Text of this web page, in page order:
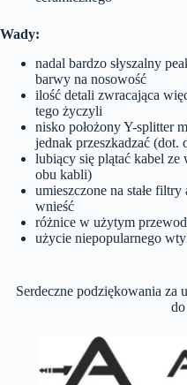
Wady:
nadal bardzo słyszalny
barwy na nosowość
ilość detali zwracająca
tego życzyli
nisko położony Y-splitter
jednak przeszkadzać (dot.
lubiący się plątać kabel
obu kabli)
umieszczone na stałe
wnieść
różnice w użytym
użycie niepopularnego
Serdeczne podziękowania za